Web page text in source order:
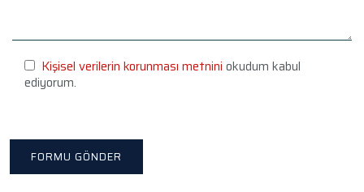
h
s
Kişisel verilerin korunması metnini okudum kabul
ediyorum.